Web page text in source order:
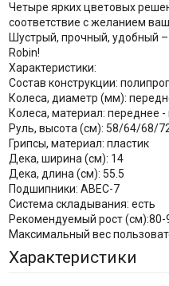
Четыре ярких цветовых
соответствие с желанием
Шустрый, прочный, удобный
Robin!
Характеристики:
Состав конструкции:
Колеса, диаметр (мм):
Колеса, материал: переднее
Руль, высота (см): 58/64/68/
Грипсы, материал: пластик
Дека, ширина (см): 14
Дека, длина (см): 55.5
Подшипники: АВЕС-7
Система складывания: есть
Рекомендуемый рост (см):80-
Максимальный вес
Характеристики